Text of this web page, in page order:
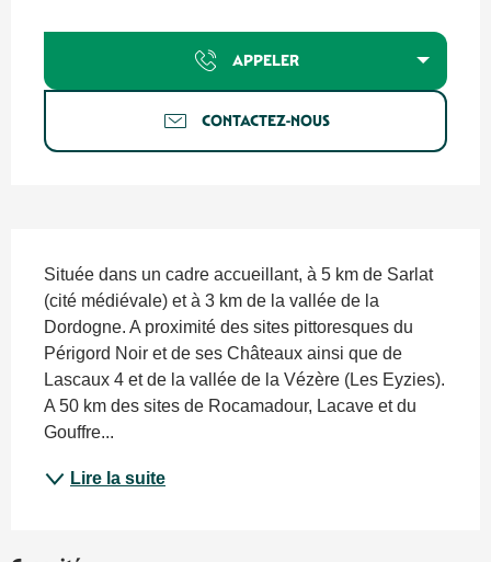
APPELER
CONTACTEZ-NOUS
Située dans un cadre accueillant, à 5 km de Sarlat
(cité médiévale) et à 3 km de la vallée de la
Dordogne. A proximité des sites pittoresques du
Périgord Noir et de ses Châteaux ainsi que de
Lascaux 4 et de la vallée de la Vézère (Les Eyzies).
A 50 km des sites de Rocamadour, Lacave et du
Gouffre...
Lire la suite